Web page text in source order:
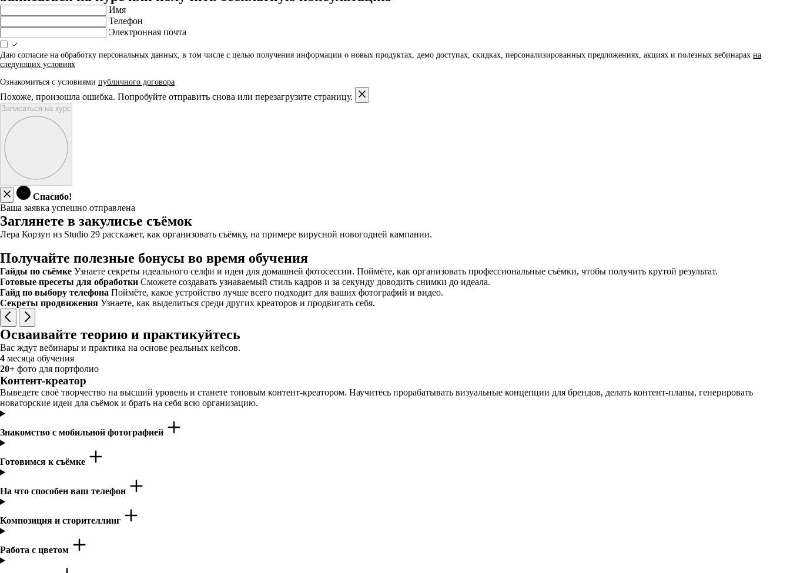
Имя
Телефон
Электронная почта
Даю согласие на обработку персональных данных, в том числе с целью получения информации о новых продуктах, демо доступах, скидках, персонализированных предложениях, акциях и полезных вебинарах на
следующих условиях
Ознакомиться с условиями публичного договора
Похоже, произошла ошибка. Попробуйте отправить снова или перезагрузите страницу.
Записаться на курс
Спасибо!
Ваша заявка успешно отправлена
Заглянете в закулисье съёмок
Лера Корзун из Studio 29 расскажет, как организовать съёмку, на примере вирусной новогодней кампании.
Получайте полезные бонусы во время обучения
Гайды по съёмке Узнаете секреты идеального селфи и идеи для домашней фотосессии. Поймёте, как организовать профессиональные съёмки, чтобы получить крутой результат.
Готовые пресеты для обработки Сможете создавать узнаваемый стиль кадров и за секунду доводить снимки до идеала.
Гайд по выбору телефона Поймёте, какое устройство лучше всего подходит для ваших фотографий и видео.
Секреты продвижения Узнаете, как выделиться среди других креаторов и продвигать себя.
Осваивайте теорию и практикуйтесь
Вас ждут вебинары и практика на основе реальных кейсов.
4 месяца обучения
20+ фото для портфолио
Контент-креатор
Выведете своё творчество на высший уровень и станете топовым контент-креатором. Научитесь прорабатывать визуальные концепции для брендов, делать контент-планы, генерировать
новаторские идеи для съёмок и брать на себя всю организацию.
Знакомство с мобильной фотографией
Готовимся к съёмке
На что способен ваш телефон
Композиция и сторителлинг
Работа с цветом